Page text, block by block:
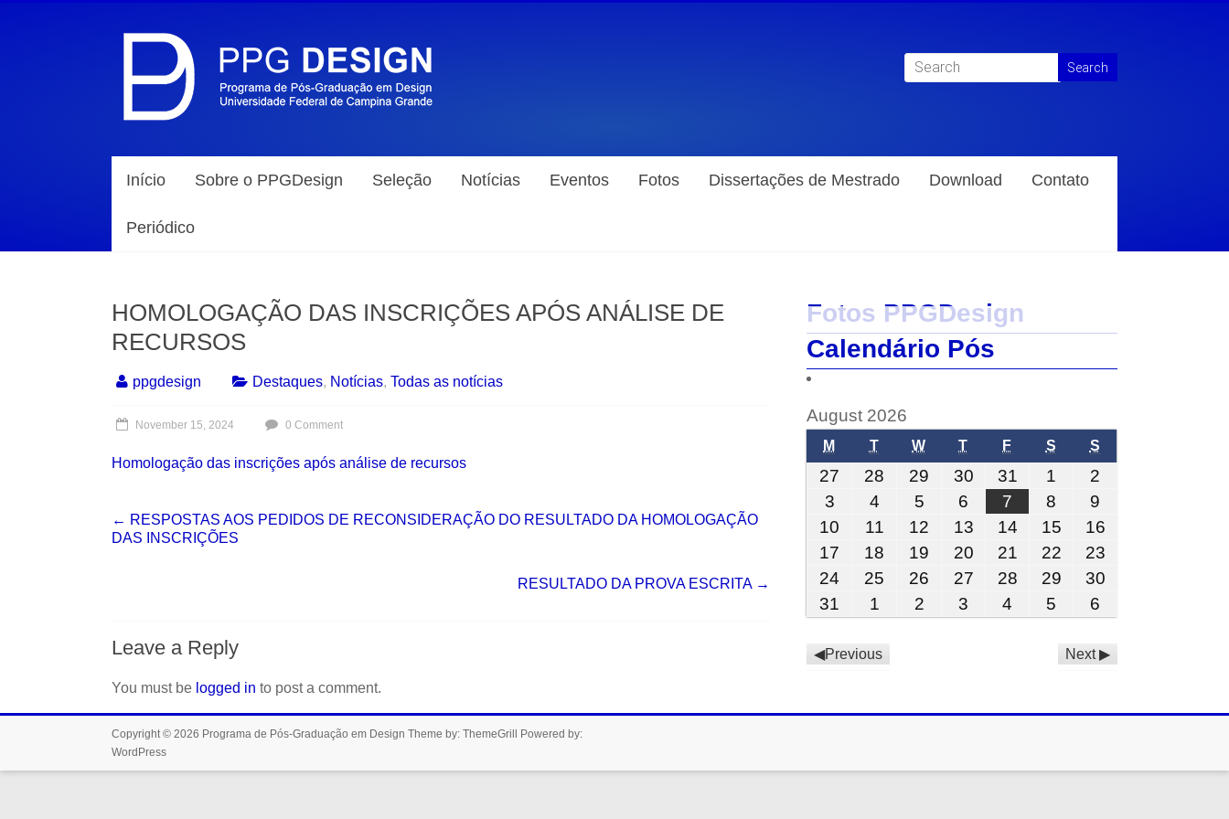
Início Sobre o PPGDesign Seleção Notícias Eventos Fotos Dissertações de Mestrado Download Contato
Periódico
HOMOLOGAÇÃO DAS INSCRIÇÕES APÓS ANÁLISE DE
RECURSOS
ppgdesign Destaques, Notícias, Todas as notícias
November 15, 2024 0 Comment
Homologação das inscrições após análise de recursos
← RESPOSTAS AOS PEDIDOS DE RECONSIDERAÇÃO DO RESULTADO DA HOMOLOGAÇÃO
DAS INSCRIÇÕES
RESULTADO DA PROVA ESCRITA →
Leave a Reply
You must be logged in to post a comment.
Fotos PPGDesign
Calendário Pós
August 2026
M T W T F S S
27 28 29 30 31 1
2
3
4 5 6 7 8
9
10
11 12 13 14 15
16
17
18 19 20 21 22
23
24
25 26 27 28 29
30
31
1 2 3 4 5 6
Previous Next
Copyright © 2026 Programa de Pós-Graduação em Design Theme by: ThemeGrill
Powered by:
WordPress